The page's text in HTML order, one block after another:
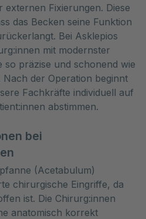
Fixierungen. Diese
das Becken seine Funktion
Bei Asklepios
mit modernster
so präzise und schonend wie
der Operation beginnt
Fachkräfte individuell auf
abstimmen.
bei
(Acetabulum)
chirurgische Eingriffe, da
ist. Die Chirurg:innen
anatomisch korrekt